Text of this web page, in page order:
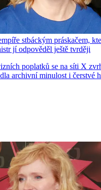
stbáckým práskačem,
jí odpověděl ještě tvrději
poplatků se na síti X
archivní minulost i čerstvé